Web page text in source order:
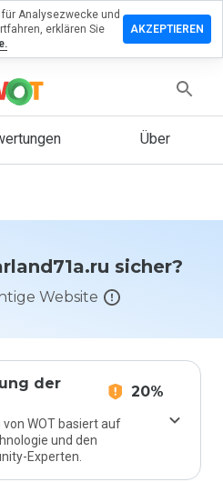
Über
sicher?
Website
der
20%
WOT basiert auf
und den
Experten.
Analysezwecke und
erklären Sie
AKZEPTIEREN